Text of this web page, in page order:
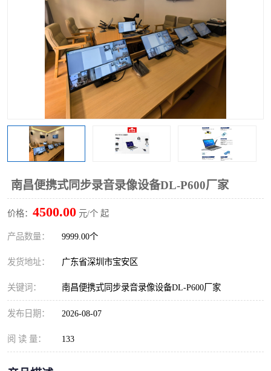
南昌便携式同步录音录像设备DL-P600厂家
价格： 4500.00 元/个 起
产品数量： 9999.00个
发货地址： 广东省深圳市宝安区
关键词： 南昌便携式同步录音录像设备DL-P600厂家
发布日期： 2026-08-07
阅 读 量： 133